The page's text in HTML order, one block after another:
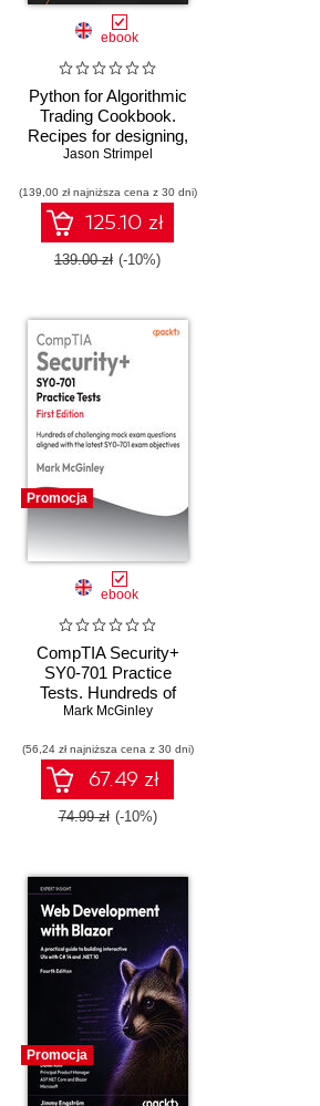
ebook
Python for Algorithmic
Trading Cookbook.
Recipes for designing,
building, and deploying
strategies with Python -
Second Edition
Jason Strimpel
(139,00 zł najniższa cena z 30 dni)
125.10 zł
139.00 zł (-10%)
Promocja
ebook
CompTIA Security+
SY0-701 Practice
Tests. Hundreds of
challenging mock exam
the latest SY0-701
exam objectives
Mark McGinley
(56,24 zł najniższa cena z 30 dni)
67.49 zł
74.99 zł (-10%)
Promocja